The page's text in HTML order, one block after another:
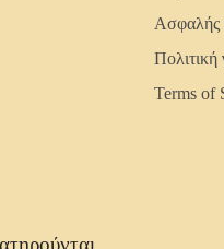
Πολιτική
Terms of